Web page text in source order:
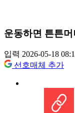
운동하면 튼튼머
입력 2026-05-18
선호매체 추가